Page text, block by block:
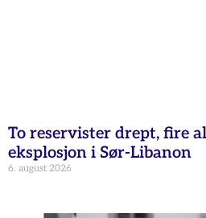
To reservister drept, fire
eksplosjon i Sør-Libanon
6. august 2026